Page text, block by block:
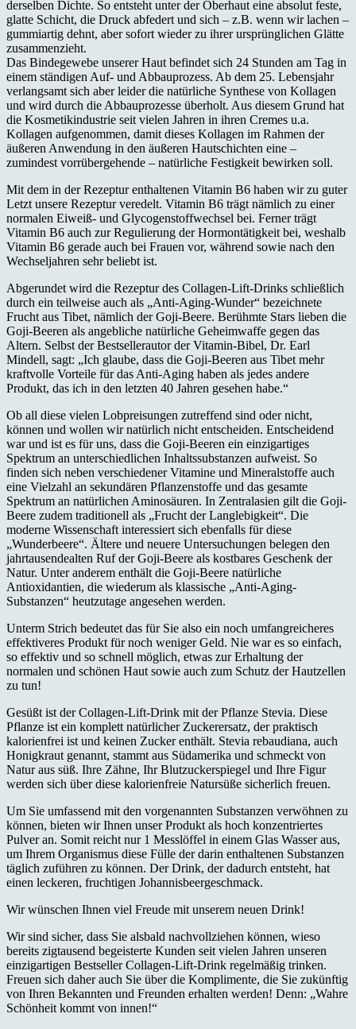
derselben Dichte. So entsteht unter der Oberhaut eine absolut feste,
glatte Schicht, die Druck abfedert und sich – z.B. wenn wir lachen –
gummiartig dehnt, aber sofort wieder zu ihrer ursprünglichen Glätte
zusammenzieht.
Das Bindegewebe unserer Haut befindet sich 24 Stunden am Tag in
einem ständigen Auf- und Abbauprozess. Ab dem 25. Lebensjahr
verlangsamt sich aber leider die natürliche Synthese von Kollagen
und wird durch die Abbauprozesse überholt. Aus diesem Grund hat
die Kosmetikindustrie seit vielen Jahren in ihren Cremes u.a.
Kollagen aufgenommen, damit dieses Kollagen im Rahmen der
äußeren Anwendung in den äußeren Hautschichten eine –
zumindest vorrübergehende – natürliche Festigkeit bewirken soll.
Mit dem in der Rezeptur enthaltenen Vitamin B6 haben wir zu guter
Letzt unsere Rezeptur veredelt. Vitamin B6 trägt nämlich zu einer
normalen Eiweiß- und Glycogenstoffwechsel bei. Ferner trägt
Vitamin B6 auch zur Regulierung der Hormontätigkeit bei, weshalb
Vitamin B6 gerade auch bei Frauen vor, während sowie nach den
Wechseljahren sehr beliebt ist.
Abgerundet wird die Rezeptur des Collagen-Lift-Drinks schließlich
durch ein teilweise auch als „Anti-Aging-Wunder“ bezeichnete
Frucht aus Tibet, nämlich der Goji-Beere. Berühmte Stars lieben die
Goji-Beeren als angebliche natürliche Geheimwaffe gegen das
Altern. Selbst der Bestsellerautor der Vitamin-Bibel, Dr. Earl
Mindell, sagt: „Ich glaube, dass die Goji-Beeren aus Tibet mehr
kraftvolle Vorteile für das Anti-Aging haben als jedes andere
Produkt, das ich in den letzten 40 Jahren gesehen habe.“
Ob all diese vielen Lobpreisungen zutreffend sind oder nicht,
können und wollen wir natürlich nicht entscheiden. Entscheidend
war und ist es für uns, dass die Goji-Beeren ein einzigartiges
Spektrum an unterschiedlichen Inhaltssubstanzen aufweist. So
finden sich neben verschiedener Vitamine und Mineralstoffe auch
eine Vielzahl an sekundären Pflanzenstoffe und das gesamte
Spektrum an natürlichen Aminosäuren. In Zentralasien gilt die Goji-
Beere zudem traditionell als „Frucht der Langlebigkeit“. Die
moderne Wissenschaft interessiert sich ebenfalls für diese
„Wunderbeere“. Ältere und neuere Untersuchungen belegen den
jahrtausendealten Ruf der Goji-Beere als kostbares Geschenk der
Natur. Unter anderem enthält die Goji-Beere natürliche
Antioxidantien, die wiederum als klassische „Anti-Aging-
Substanzen“ heutzutage angesehen werden.
Unterm Strich bedeutet das für Sie also ein noch umfangreicheres
effektiveres Produkt für noch weniger Geld. Nie war es so einfach,
so effektiv und so schnell möglich, etwas zur Erhaltung der
normalen und schönen Haut sowie auch zum Schutz der Hautzellen
zu tun!
Gesüßt ist der Collagen-Lift-Drink mit der Pflanze Stevia. Diese
Pflanze ist ein komplett natürlicher Zuckerersatz, der praktisch
kalorienfrei ist und keinen Zucker enthält. Stevia rebaudiana, auch
Honigkraut genannt, stammt aus Südamerika und schmeckt von
Natur aus süß. Ihre Zähne, Ihr Blutzuckerspiegel und Ihre Figur
werden sich über diese kalorienfreie Natursüße sicherlich freuen.
Um Sie umfassend mit den vorgenannten Substanzen verwöhnen zu
können, bieten wir Ihnen unser Produkt als hoch konzentriertes
Pulver an. Somit reicht nur 1 Messlöffel in einem Glas Wasser aus,
um Ihrem Organismus diese Fülle der darin enthaltenen Substanzen
täglich zuführen zu können. Der Drink, der dadurch entsteht, hat
einen leckeren, fruchtigen Johannisbeergeschmack.
Wir wünschen Ihnen viel Freude mit unserem neuen Drink!
Wir sind sicher, dass Sie alsbald nachvollziehen können, wieso
bereits zigtausend begeisterte Kunden seit vielen Jahren unseren
einzigartigen Bestseller Collagen-Lift-Drink regelmäßig trinken.
Freuen sich daher auch Sie über die Komplimente, die Sie zukünftig
von Ihren Bekannten und Freunden erhalten werden! Denn: „Wahre
Schönheit kommt von innen!“